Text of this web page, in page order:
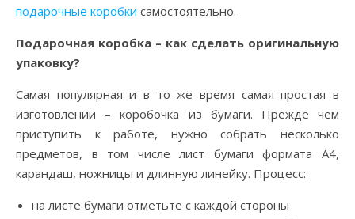
подарочные коробки самостоятельно.
Подарочная коробка – как сделать оригинальную
упаковку?
Самая популярная и в то же время самая простая в
изготовлении – коробочка из бумаги. Прежде чем
приступить к работе, нужно собрать несколько
предметов, в том числе лист бумаги формата А4,
карандаш, ножницы и длинную линейку. Процесс:
на листе бумаги отметьте с каждой стороны